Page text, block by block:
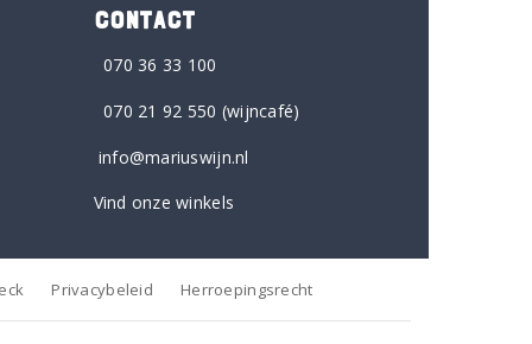
CONTACT
070 36 33 100
070 21 92 550 (wijncafé)
info@mariuswijn.nl
Vind onze winkels
Privacybeleid Herroepingsrecht